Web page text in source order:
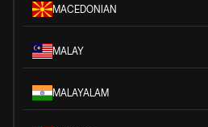
MACEDONIAN
MALAY
MALAYALAM